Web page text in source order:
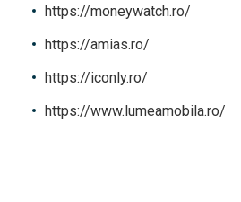
https://moneywatch.ro/
https://amias.ro/
https://iconly.ro/
https://www.lumeamobila.ro/